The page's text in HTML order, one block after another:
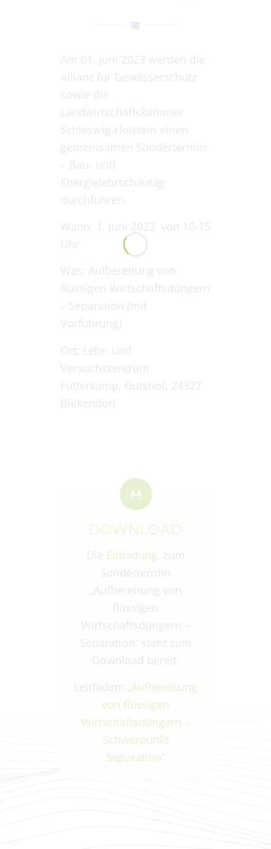
Am 01. Juni 2023 werden die
Allianz für Gewässerschutz
sowie die
Landwirtschaftskammer
Schleswig-Holstein einen
gemeinsamen Sondertermin
– Bau- und
Energielehrschautag
durchführen.
Wann: 1. Juni 2023 von 10-15
Uhr
Was: Aufbereitung von
flüssigen Wirtschaftsdüngern
– Separation (mit
Vorführung)
Ort: Lehr- und
Versuchszentrum
Futterkamp, Gutshof, 24327
Blekendorf
DOWNLOAD
Einladung
Aufbereitung
von flüssigen
Wirtschafts­düngern –
Schwerpunkt
Separation